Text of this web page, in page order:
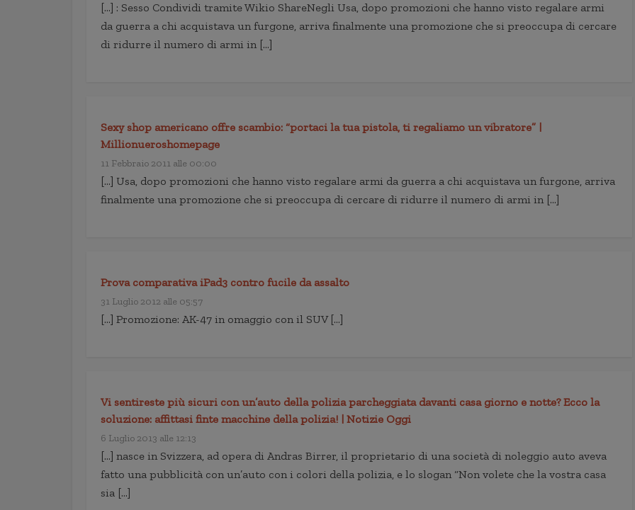
[…] : Sesso Condividi tramite Wikio ShareNegli Usa, dopo promozioni che hanno visto regalare armi
da guerra a chi acquistava un furgone, arriva finalmente una promozione che si preoccupa di cercare
di ridurre il numero di armi in […]
Sexy shop americano offre scambio: “portaci la tua pistola, ti regaliamo un vibratore” |
Millionueroshomepage
11 Febbraio 2011 alle 00:00
[…] Usa, dopo promozioni che hanno visto regalare armi da guerra a chi acquistava un furgone, arriva
finalmente una promozione che si preoccupa di cercare di ridurre il numero di armi in […]
Prova comparativa iPad3 contro fucile da assalto
31 Luglio 2012 alle 05:57
[…] Promozione: AK-47 in omaggio con il SUV […]
Vi sentireste più sicuri con un’auto della polizia parcheggiata davanti casa giorno e notte? Ecco la
soluzione: affittasi finte macchine della polizia! | Notizie Oggi
6 Luglio 2013 alle 12:13
[…] nasce in Svizzera, ad opera di Andras Birrer, il proprietario di una società di noleggio auto aveva
fatto una pubblicità con un’auto con i colori della polizia, e lo slogan “Non volete che la vostra casa
sia […]